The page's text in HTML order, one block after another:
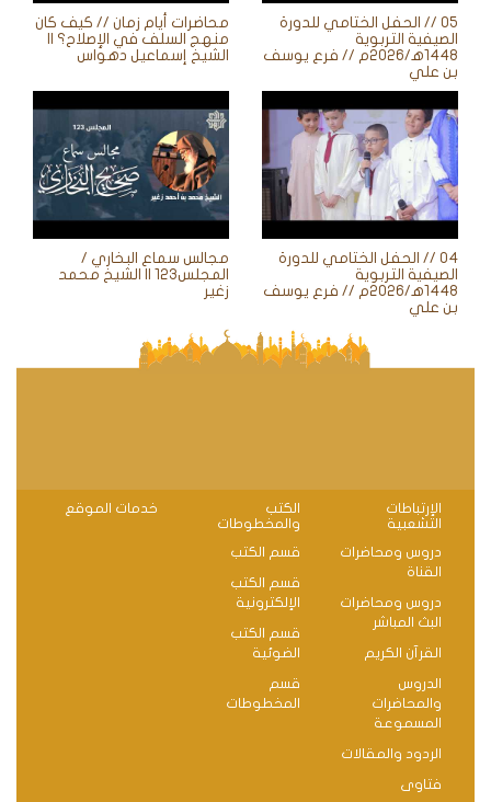
محاضرات أيام زمان // كيف كان
منهج السلف في الإصلاح؟ ||
الشيخ إسماعيل دهواس
05 // الحفل الختامي للدورة
الصيفية التربوية
1448ه‍/2026م // فرع يوسف
بن علي
مجالس سماع البخاري /
المجلس123 || الشيخ محمد
زغير
04 // الحفل الختامي للدورة
الصيفية التربوية
1448ه‍/2026م // فرع يوسف
بن علي
الإرتباطات
التشعبية
دروس ومحاضرات
القناة
دروس ومحاضرات
البث المباشر
القرآن الكريم
الدروس
والمحاضرات
المسموعة
الردود والمقالات
فتاوى
الكتب
والمخطوطات
قسم الكتب
قسم الكتب
الإلكترونية
قسم الكتب
الضوئية
قسم
المخطوطات
خدمات الموقع